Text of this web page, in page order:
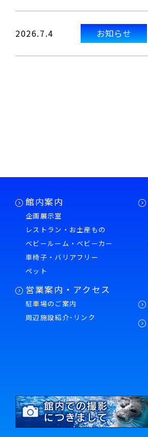
2026.7.4 お知らせ
館内案内
企画展示室
レストラン・お土産もの
ベビールーム・ベビーカー
車椅子・バリアフリー
ペット
営業案内・アクセス
駐車場のご案内
周辺施設紹介･リンク